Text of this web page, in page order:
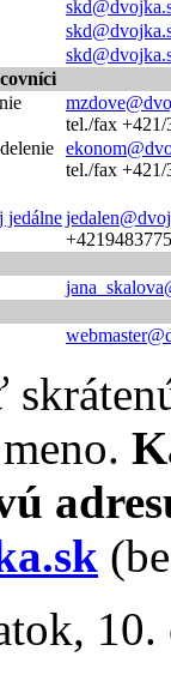
tel./fax +421/
tel./fax +421/
jedálne